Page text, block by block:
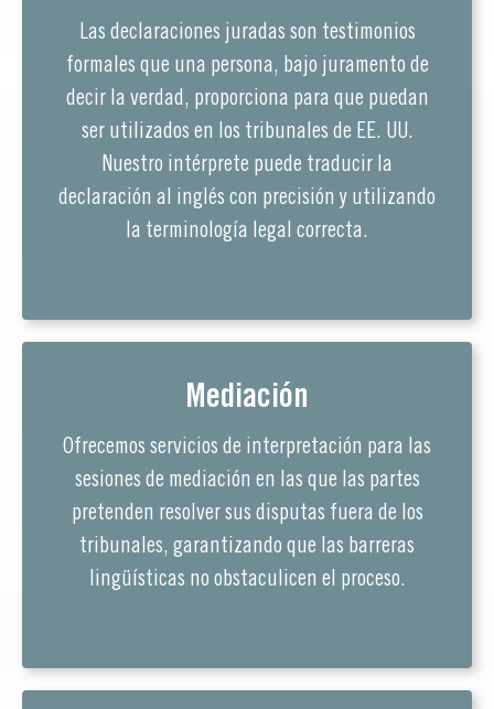
Las declaraciones juradas son testimonios
formales que una persona, bajo juramento de
decir la verdad, proporciona para que puedan
ser utilizados en los tribunales de EE. UU.
Nuestro intérprete puede traducir la
declaración al inglés con precisión y utilizando
la terminología legal correcta.
Mediación
Ofrecemos servicios de interpretación para las
sesiones de mediación en las que las partes
pretenden resolver sus disputas fuera de los
tribunales, garantizando que las barreras
lingüísticas no obstaculicen el proceso.